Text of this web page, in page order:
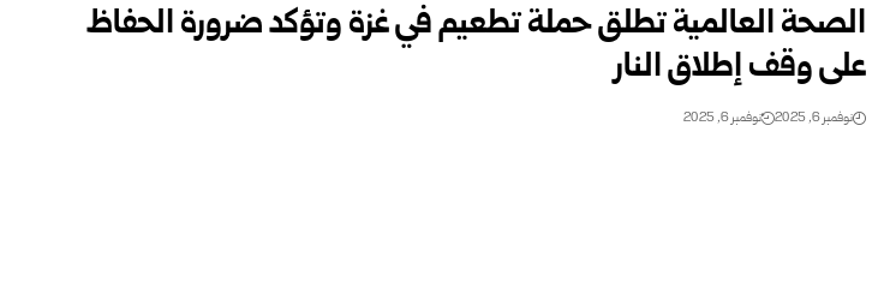
الصحة العالمية تطلق حملة تطعيم في غزة وتؤكد ضرورة الحفاظ
على وقف إطلاق النار
نوفمبر 6, 2025 نوفمبر 6, 2025